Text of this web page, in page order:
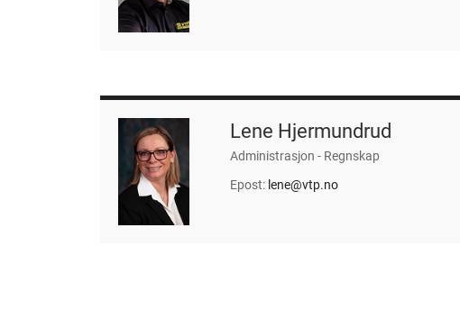
Lene Hjermundrud
Administrasjon - Regnskap
Epost: lene@vtp.no